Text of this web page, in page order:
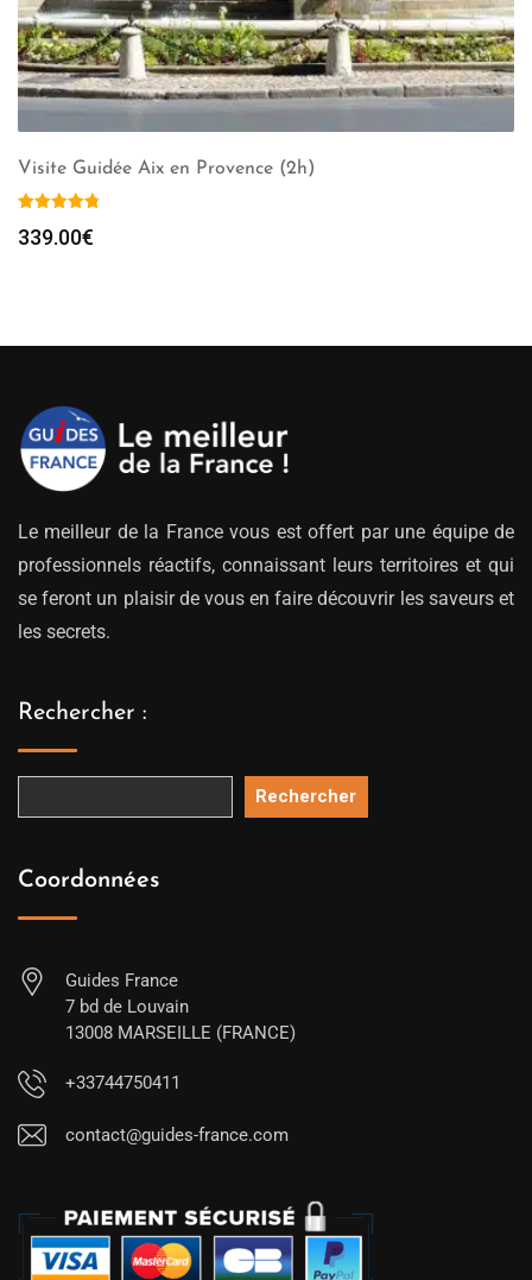
Visite Guidée Aix en Provence (2h)
339.00€
Le meilleur de la France vous est offert par une équipe de
professionnels réactifs, connaissant leurs territoires et qui
se feront un plaisir de vous en faire découvrir les saveurs et
les secrets.
Rechercher :
Rechercher
Coordonnées
Guides France
7 bd de Louvain
13008 MARSEILLE (FRANCE)
+33744750411
contact@guides-france.com